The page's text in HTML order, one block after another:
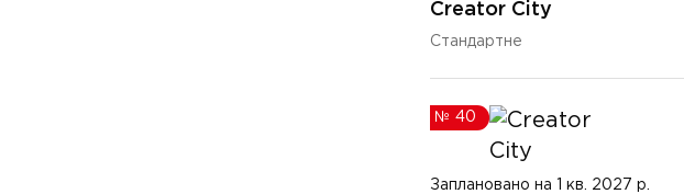
Creator City
Стандартне
№ 40
Заплановано на 1 кв. 2027 р.